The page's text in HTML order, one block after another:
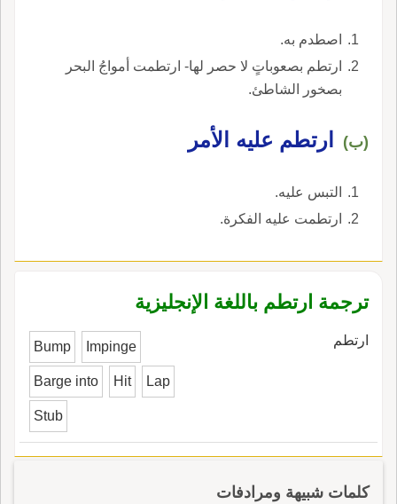
اصطدم به.
ارتطم بصعوباتٍ لا حصر لها- ارتطمت أمواجُ البحر
بصخور الشاطئ.
(ب) ارتطم عليه الأمر
التبس عليه.
ارتطمت عليه الفكرة.
ترجمة ارتطم باللغة الإنجليزية
ارتطم Bump Impinge
Barge into Hit Lap
Stub
كلمات شبيهة ومرادفات